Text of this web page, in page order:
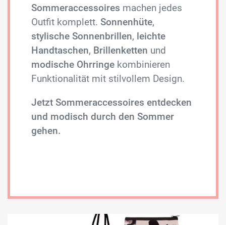
Sommeraccessoires machen jedes
Outfit komplett. Sonnenhüte,
stylische Sonnenbrillen, leichte
Handtaschen, Brillenketten und
modische Ohrringe kombinieren
Funktionalität mit stilvollem Design.
Jetzt Sommeraccessoires entdecken
und modisch durch den Sommer
gehen.